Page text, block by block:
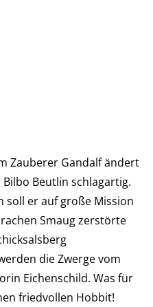
Zauberer Gandalf ändert
Beutlin schlagartig.
soll er auf große Mission
Smaug zerstörte
die Zwerge vom
Eichenschild. Was für
friedvollen Hobbit!